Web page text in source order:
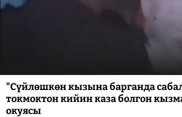
"Сүйлөшкөн кызына барганда
токмоктон кийин каза болгон
окуясы